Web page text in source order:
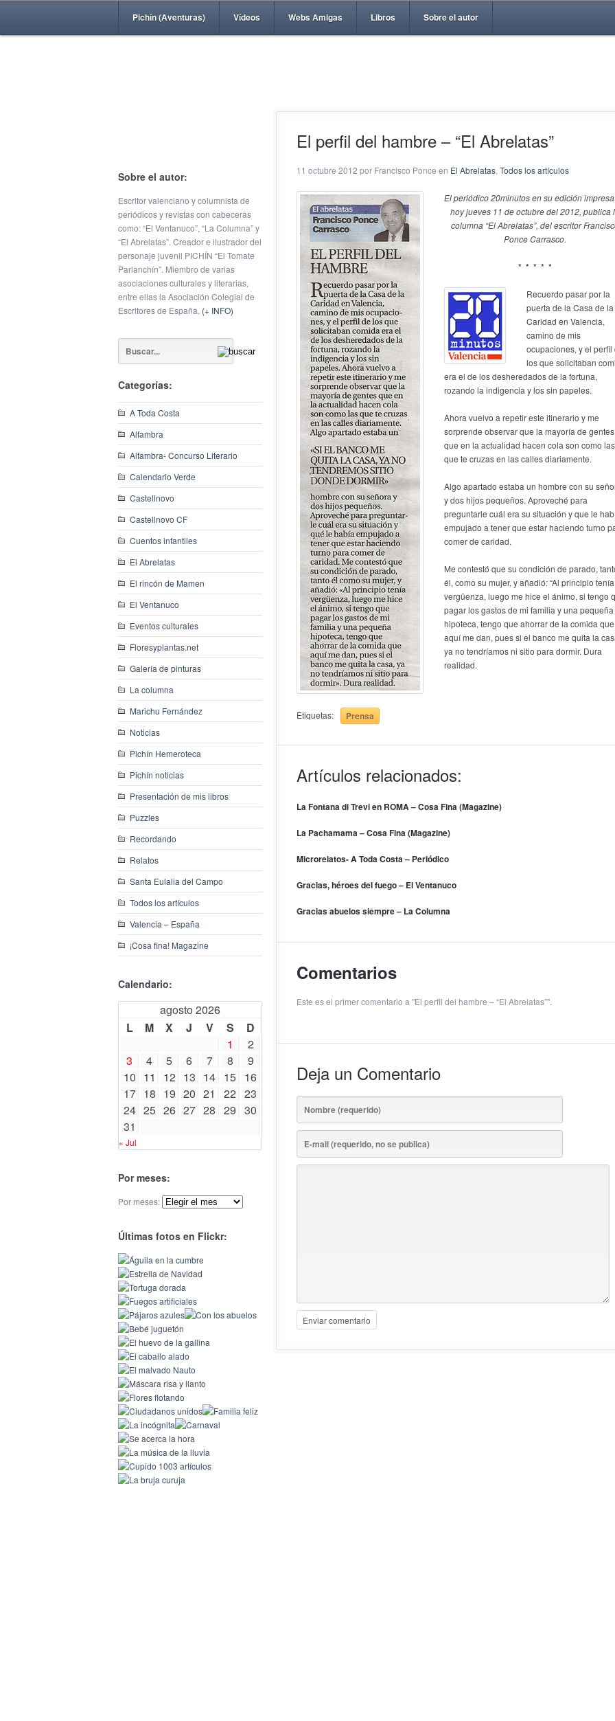
Pichín (Aventuras) Vídeos Webs Amigas Libros Sobre el autor
Sobre el autor:
Escritor valenciano y columnista de
periódicos y revistas con cabeceras
como: “El Ventanuco”, “La Columna” y
“El Abrelatas”. Creador e ilustrador del
personaje juvenil PICHÍN “El Tomate
Parlanchín”. Miembro de varias
asociaciones culturales y literarias,
entre ellas la Asociación Colegial de
Escritores de España. (+ INFO)
Categorías:
A Toda Costa
Alfambra
Alfambra- Concurso Literario
Calendario Verde
Castellnovo
Castellnovo CF
Cuentos infantiles
El Abrelatas
El rincón de Mamen
El Ventanuco
Eventos culturales
Floresyplantas.net
Galería de pinturas
La columna
Marichu Fernández
Noticias
Pichín Hemeroteca
Pichín noticias
Presentación de mis libros
Puzzles
Recordando
Relatos
Santa Eulalia del Campo
Todos los artículos
Valencia – España
¡Cosa fina! Magazine
Calendario:
agosto 2026
L
M X J V S
D
1
2
3
4 5 6 7 8
9
10 11 12 13 14 15 16
17 18 19 20 21 22 23
24 25 26 27 28 29 30
31
« Jul
Por meses:
Por meses:
Últimas fotos en Flickr:
El perfil del hambre – “El Abrelatas”
11 octubre 2012 por Francisco Ponce en El Abrelatas, Todos los artículos
El periódico 20minutos en su edición
hoy jueves 11 de octubre del 2012, publica
columna “El Abrelatas”, del escritor
Ponce Carrasco.
* * * * *
Recuerdo pasar por la
puerta de la Casa de la
Caridad en Valencia,
camino de mis
ocupaciones, y el perfil
los que solicitaban
era el de los desheredados de la fortuna,
rozando la indigencia y los sin papeles.
Ahora vuelvo a repetir este itinerario y me
sorprende observar que la mayoría de gentes
que en la actualidad hacen cola son como las
que te cruzas en las calles diariamente.
Algo apartado estaba un hombre con su
y dos hijos pequeños. Aproveché para
preguntarle cuál era su situación y que le
empujado a tener que estar haciendo turno
comer de caridad.
Me contestó que su condición de parado,
él, como su mujer, y añadió: “Al principio tenía
vergüenza, luego me hice el ánimo, si tengo
pagar los gastos de mi familia y una pequeña
hipoteca, tengo que ahorrar de la comida que
aquí me dan, pues si el banco me quita la
ya no tendríamos ni sitio para dormir. Dura
realidad.
Etiquetas: Prensa
Artículos relacionados:
La Fontana di Trevi en ROMA – Cosa Fina (Magazine)
La Pachamama – Cosa Fina (Magazine)
Microrelatos- A Toda Costa – Periódico
Gracias, héroes del fuego – El Ventanuco
Gracias abuelos siempre – La Columna
Comentarios
Este es el primer comentario a "El perfil del hambre – “El Abrelatas”".
Deja un Comentario